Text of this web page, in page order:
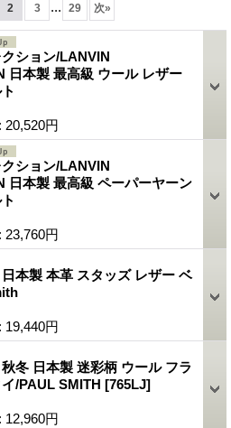
2 3 ... 29 次»
ション/LANVIN
日本製 最高級 ウール レザー
: 20,520円
ション/LANVIN
日本製 最高級 ペーパーヤーン
: 23,760円
本製 本革 スタッズ レザー ベ
: 19,440円
冬 日本製 迷彩柄 ウール フラ
/PAUL SMITH [765LJ]
: 12,960円